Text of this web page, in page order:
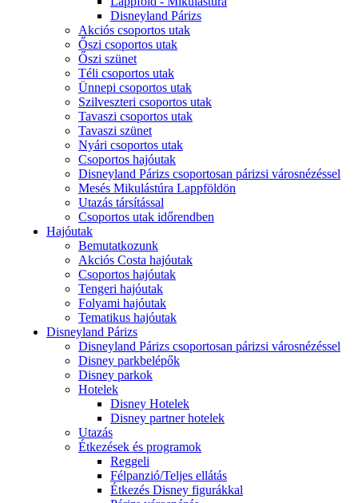
Disneyland Párizs
Akciós csoportos utak
Őszi csoportos utak
Őszi szünet
Téli csoportos utak
Ünnepi csoportos utak
Szilveszteri csoportos utak
Tavaszi csoportos utak
Tavaszi szünet
Nyári csoportos utak
Csoportos hajóutak
Disneyland Párizs csoportosan párizsi városnézéssel
Mesés Mikulástúra Lappföldön
Utazás társítással
Csoportos utak időrendben
Hajóutak
Bemutatkozunk
Akciós Costa hajóutak
Csoportos hajóutak
Tengeri hajóutak
Folyami hajóutak
Tematikus hajóutak
Disneyland Párizs
Disneyland Párizs csoportosan párizsi városnézéssel
Disney parkbelépők
Disney parkok
Hotelek
Disney Hotelek
Disney partner hotelek
Utazás
Étkezések és programok
Reggeli
Félpanzió/Teljes ellátás
Étkezés Disney figurákkal